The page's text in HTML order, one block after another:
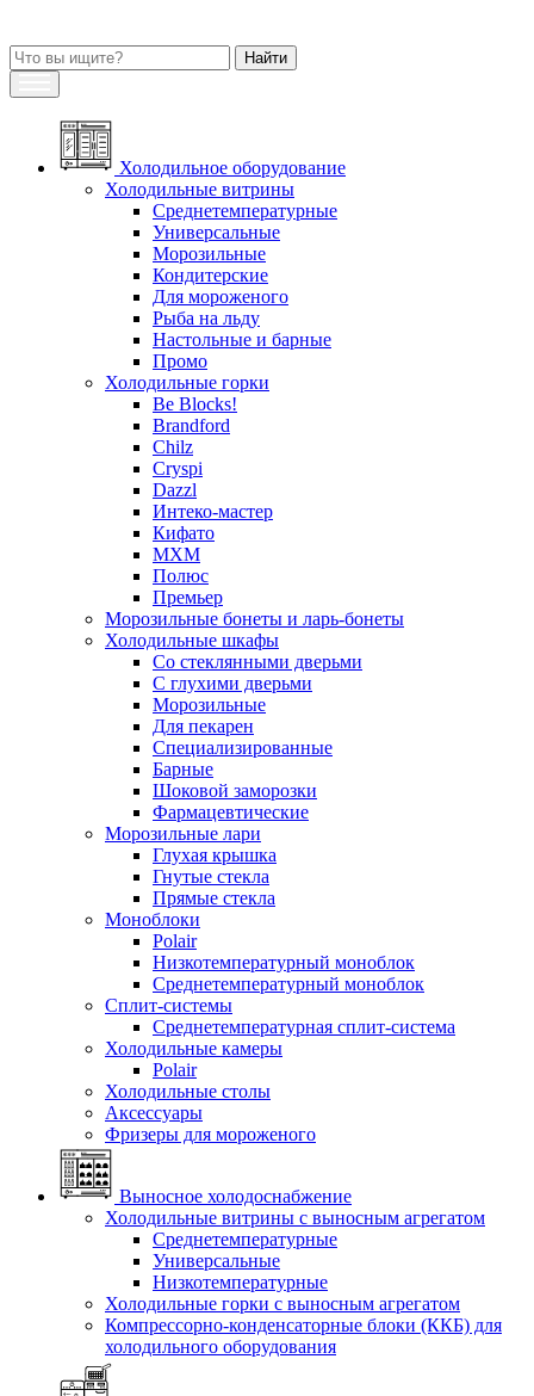
Холодильное оборудование
Холодильные витрины
Среднетемпературные
Универсальные
Морозильные
Кондитерские
Для мороженого
Рыба на льду
Настольные и барные
Промо
Холодильные горки
Be Blocks!
Brandford
Chilz
Cryspi
Dazzl
Интеко-мастер
Кифато
МХМ
Полюс
Премьер
Морозильные бонеты и ларь-бонеты
Холодильные шкафы
Со стеклянными дверьми
С глухими дверьми
Морозильные
Для пекарен
Специализированные
Барные
Шоковой заморозки
Фармацевтические
Морозильные лари
Глухая крышка
Гнутые стекла
Прямые стекла
Моноблоки
Polair
Низкотемпературный моноблок
Среднетемпературный моноблок
Сплит-системы
Среднетемпературная сплит-система
Холодильные камеры
Polair
Холодильные столы
Аксессуары
Фризеры для мороженого
Выносное холодоснабжение
Холодильные витрины с выносным агрегатом
Среднетемпературные
Универсальные
Низкотемпературные
Холодильные горки с выносным агрегатом
Компрессорно-конденсаторные блоки (ККБ) для
холодильного оборудования